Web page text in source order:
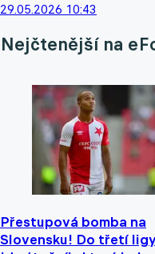
29.05.2026 10:43
Nejčtenější na
Přestupová bomba na
Slovensku! Do třetí ligy